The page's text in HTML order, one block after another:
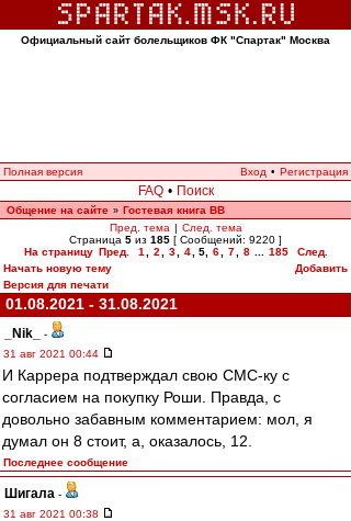
Официальный сайт болельщиков ФК "Спартак" Москва
Полная версия Вход • Регистрация
FAQ • Поиск
Общение на сайте » Гостевая книга ВВ
Пред. тема | След. тема
Страница 5 из 185 [ Сообщений: 9220 ]
На страницу Пред. 1 2 3 4 5, 6 7 8 185
След.
Начать новую тему
Добавить
Версия для печати
01.08.2021 - 31.08.2021
_Nik_
-
31 авг 2021 00:44
И Каррера подтверждал свою СМС-ку с
согласием на покупку Роши. Правда, с
довольно забавным комментарием: мол, я
думал он 8 стоит, а, оказалось, 12.
Последнее сообщение
Шигала -
31 авг 2021 00:38